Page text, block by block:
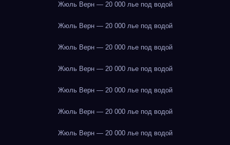
Жюль Верн — 20 000 лье под водой
Жюль Верн — 20 000 лье под водой
Жюль Верн — 20 000 лье под водой
Жюль Верн — 20 000 лье под водой
Жюль Верн — 20 000 лье под водой
Жюль Верн — 20 000 лье под водой
Жюль Верн — 20 000 лье под водой